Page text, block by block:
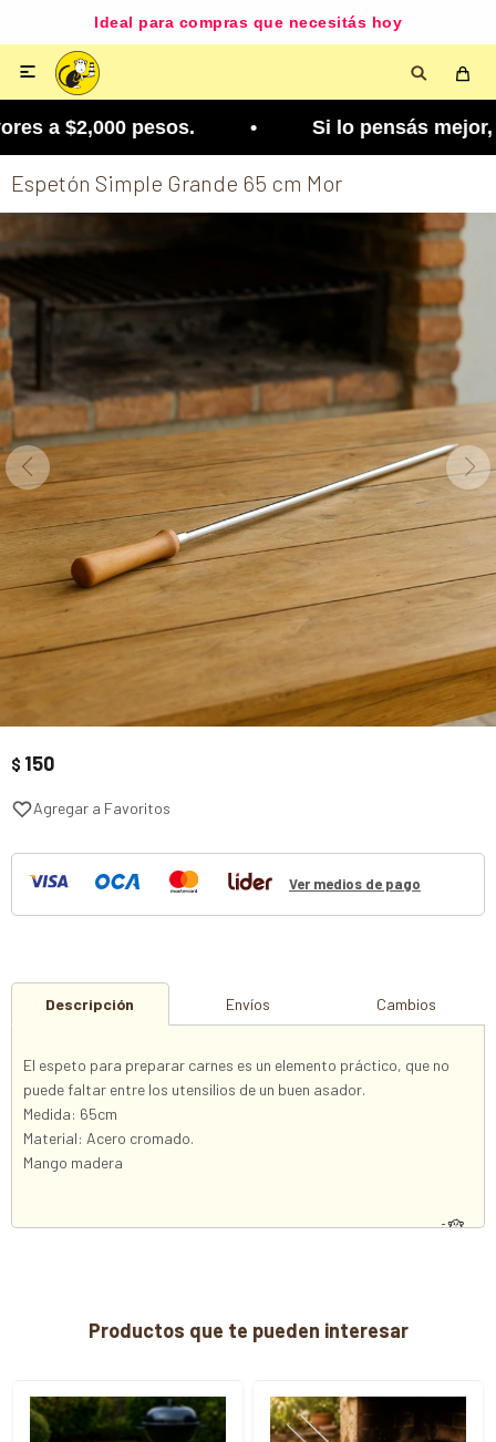
Ideal para compras que necesitás hoy

a $2,000 pesos. • Si lo pensás mejor, lo
Espetón Simple Grande 65 cm Mor
$ 150
Ver medios de pago
Descripción Envíos Cambios
El espeto para preparar carnes es un elemento práctico, que no
puede faltar entre los utensilios de un buen asador.
Medida: 65cm
Material: Acero cromado.
Mango madera
Productos que te pueden interesar